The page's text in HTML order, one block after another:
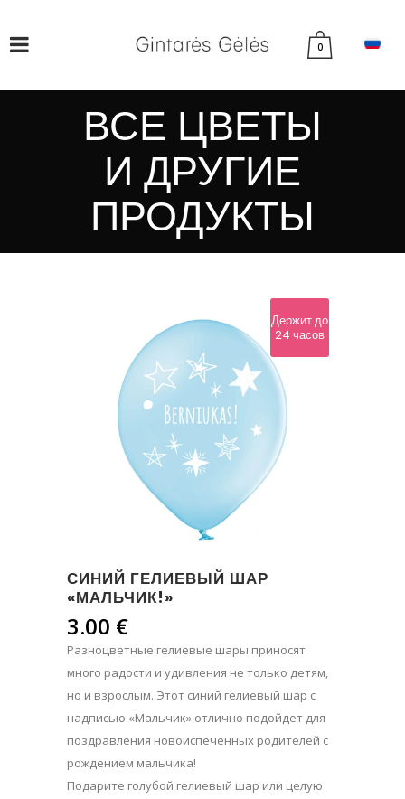
0
ВСЕ ЦВЕТЫ
И ДРУГИЕ
ПРОДУКТЫ
Держит до
24 часов
СИНИЙ ГЕЛИЕВЫЙ ШАР
«МАЛЬЧИК!»
3.00 €
Разноцветные гелиевые шары приносят
много радости и удивления не только детям,
но и взрослым. Этот синий гелиевый шар с
надписью «Мальчик» отлично подойдет для
поздравления новоиспеченных родителей с
рождением мальчика!
Подарите голубой гелиевый шар или целую